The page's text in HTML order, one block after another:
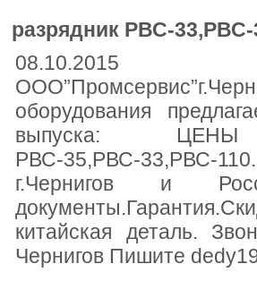
разрядник РВС-33,РВС-
08.10.2015
оборудования
выпуска:
РВС-35,РВС-33,РВС-
г.Чернигов и
китайская деталь.
Чернигов Пишите